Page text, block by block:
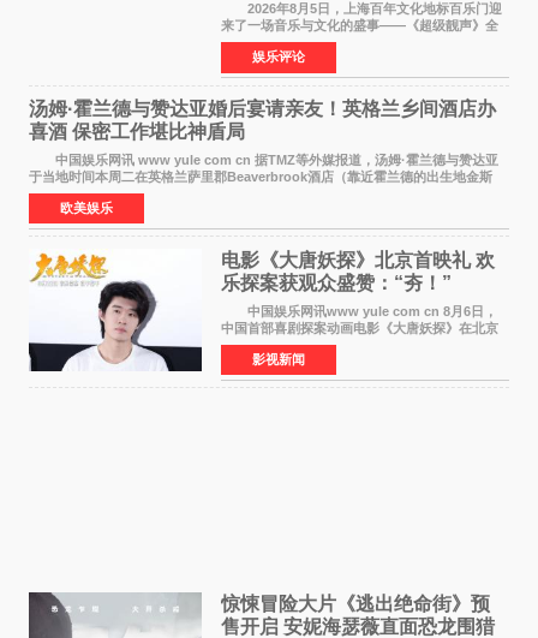
2026年8月5日，上海百年文化地标百乐门迎
来了一场音乐与文化的盛事——《超级靓声》全
国励志音乐公益节目上海唱区新闻发布会暨启动
仪式在此隆重举行。各界领导、嘉宾与媒体朋友
齐聚一堂，共同
娱乐评论
汤姆·霍兰德与赞达亚婚后宴请亲友！英格兰乡间酒店办
喜酒 保密工作堪比神盾局
中国娱乐网讯 www yule com cn 据TMZ等外媒报道，汤姆·霍兰德与赞达亚
于当地时间本周二在英格兰萨里郡Beaverbrook酒店（靠近霍兰德的出生地金斯
顿）举办婚宴，邀请家人与朋友们喝喜酒，庆祝
欧美娱乐
电影《大唐妖探》北京首映礼 欢
乐探案获观众盛赞：“夯！”
中国娱乐网讯www yule com cn 8月6日，
中国首部喜剧探案动画电影《大唐妖探》在北京
举办电影首映礼。导演程腾、联合导演黄珉、总
制片人曹紫建、制片人李莹莹，配音导演张喆，
对白指导程寅，领
影视新闻
惊悚冒险大片《逃出绝命街》预
售开启 安妮海瑟薇直面恐龙围猎